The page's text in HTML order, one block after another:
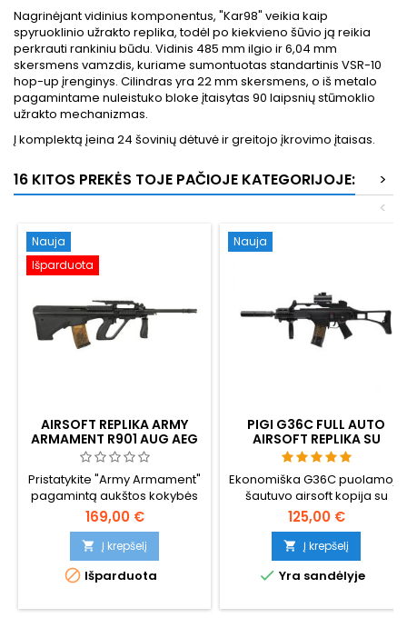
Nagrinėjant vidinius komponentus, "Kar98" veikia kaip
spyruoklinio užrakto replika, todėl po kiekvieno šūvio ją reikia
perkrauti rankiniu būdu. Vidinis 485 mm ilgio ir 6,04 mm
skersmens vamzdis, kuriame sumontuotas standartinis VSR-10
hop-up įrenginys. Cilindras yra 22 mm skersmens, o iš metalo
pagamintame nuleistuko bloke įtaisytas 90 laipsnių stūmoklio
užrakto mechanizmas.
Į komplektą įeina 24 šovinių dėtuvė ir greitojo įkrovimo įtaisas.
16 KITOS PREKĖS TOJE PAČIOJE KATEGORIJOJE:
>
<
Nauja
Išparduota
AIRSOFT REPLIKA ARMY
ARMAMENT R901 AUG AEG
Pristatykite "Army Armament"
pagamintą aukštos kokybės
AUG A2 kopiją R901BK AEG. Šis
"Bullpup" šautuvas, sukurtas
siekiant užtikrinti
ilgaamžiškumą ir našumą,
pasižymi elegantiška juoda
pasirinkimas entuziastams,
169,00 €
 Į krepšelį
 Išparduota
Nauja
PIGI G36C FULL AUTO
AIRSOFT REPLIKA SU
PRIEDAIS
Ekonomiška G36C puolamojo
šautuvo airsoft kopija su
daugybe priedų. Šaudo
pusiau ir visiškai automatiniu
režimu. Nedidelė šūvio galia,
todėl tinka jaunesniems
naudotojams. Modelis:
4000844426284
125,00 €
 Į krepšelį
 Yra sandėlyje